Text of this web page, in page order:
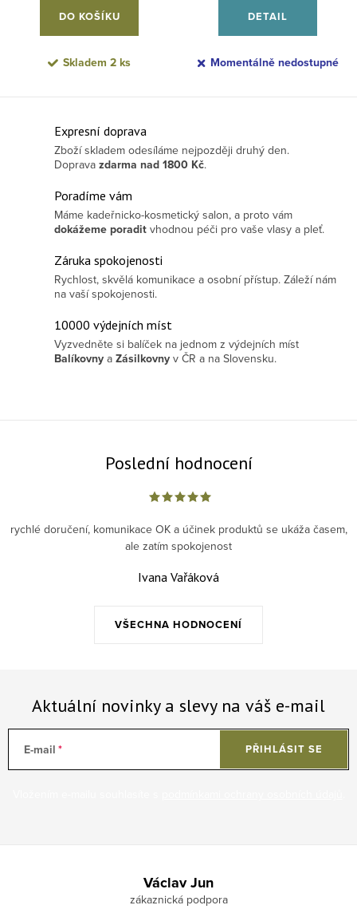
DO KOŠÍKU
Skladem 2 ks
DETAIL
Momentálně nedostupné
Ovládací prvky výpisu
Expresní doprava
Zboží skladem odesíláme nejpozději druhý den.
Doprava zdarma nad 1800 Kč.
Poradíme vám
Máme kadeřnicko-kosmetický salon, a proto vám
dokážeme poradit vhodnou péči pro vaše vlasy a pleť.
Záruka spokojenosti
Rychlost, skvělá komunikace a osobní přístup. Záleží nám
na vaší spokojenosti.
10000 výdejních míst
Vyzvedněte si balíček na jednom z výdejních míst
Balíkovny a Zásilkovny v ČR a na Slovensku.
Poslední hodnocení
VŠECHNA HODNOCENÍ
rychlé doručení, komunikace OK a účinek produktů se ukáža časem,
ale zatím spokojenost
Ivana Vařáková
Aktuální novinky a slevy na váš e-mail
E-mail PŘIHLÁSIT SE
Václav Jun